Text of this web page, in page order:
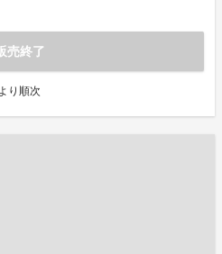
売終了
り順次